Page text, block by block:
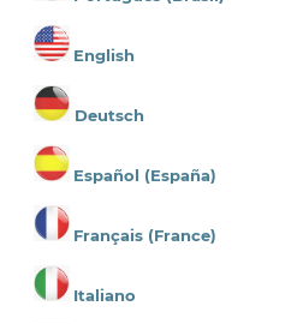
English
Deutsch
Español (España)
Français (France)
Italiano